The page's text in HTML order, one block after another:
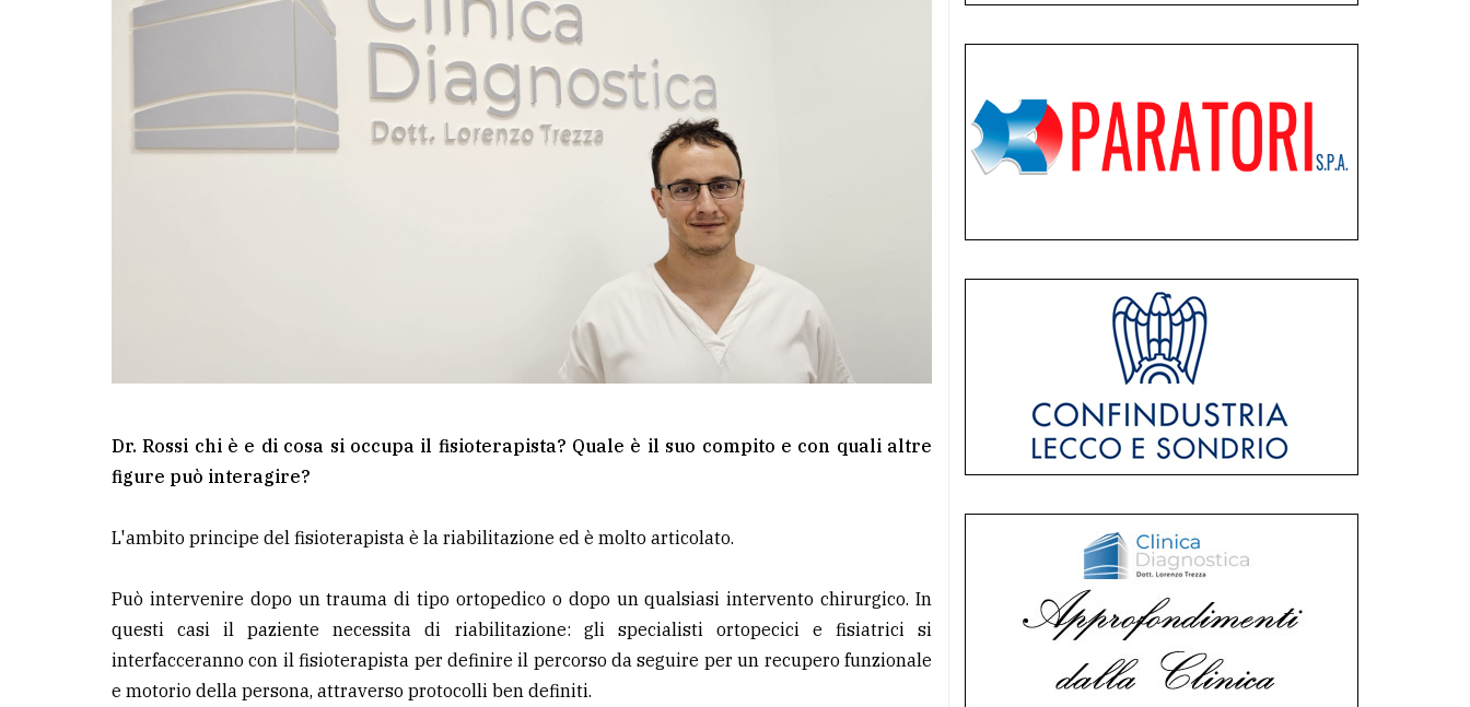
Dr. Rossi chi è e di cosa si occupa il fisioterapista? Quale è il suo compito e con quali altre
figure può interagire?
L'ambito principe del fisioterapista è la riabilitazione ed è molto articolato.
Può intervenire dopo un trauma di tipo ortopedico o dopo un qualsiasi intervento chirurgico. In
questi casi il paziente necessita di riabilitazione: gli specialisti ortopecici e fisiatrici si
interfacceranno con il fisioterapista per definire il percorso da seguire per un recupero funzionale
e motorio della persona, attraverso protocolli ben definiti.